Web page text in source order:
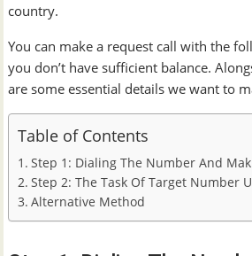
country.
You can make a request call with the
you don’t have sufficient balance.
are some essential details we want to
Table of Contents
Step 1: Dialing The Number And
Step 2: The Task Of Target Number
Alternative Method